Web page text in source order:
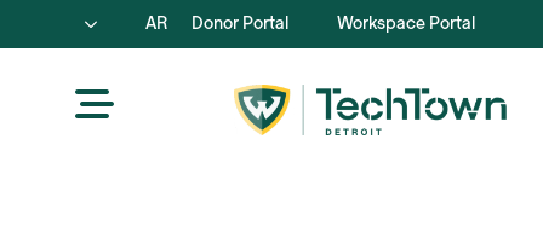
Workspace Portal
Donor Portal
AR